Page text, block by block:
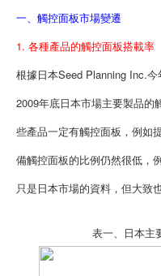
一、觸控面板市場變遷
1. 各種產品的觸控面板搭載率
根據日本Seed Planning Inc.
2009年底日本市場主要製品的
些產品一定有觸控面板，例如
備觸控面板的比例仍然很低，
只是日本市場的資料，但大致
表一、日本主